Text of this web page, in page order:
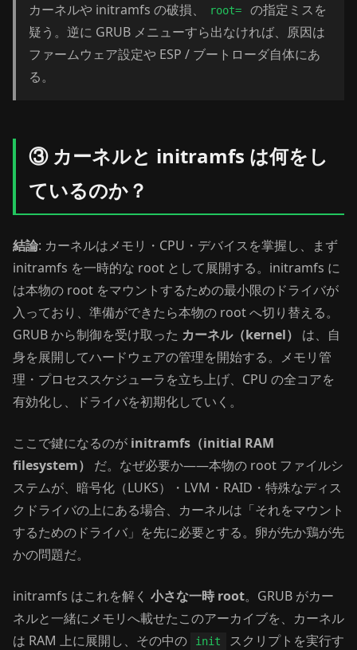
カーネルや initramfs の破損、
root=
の指定ミスを
疑う。逆に GRUB メニューすら出なければ、原因は
ファームウェア設定や ESP / ブートローダ自体にあ
る。
③ カーネルと initramfs は何をし
ているのか？
結論: カーネルはメモリ・CPU・デバイスを掌握し、まず
initramfs を一時的な root として展開する。initramfs に
は本物の root をマウントするための最小限のドライバが
入っており、準備ができたら本物の root へ切り替える。
GRUB から制御を受け取った カーネル（kernel）
は、自
身を展開してハードウェアの管理を開始する。メモリ管
理・プロセススケジューラを立ち上げ、CPU の全コアを
有効化し、ドライバを初期化していく。
ここで鍵になるのが initramfs（initial RAM
filesystem）
だ。なぜ必要か——本物の root ファイルシ
ステムが、暗号化（LUKS）・LVM・RAID・特殊なディス
クドライバの上にある場合、カーネルは「それをマウント
するためのドライバ」を先に必要とする。卵が先か鶏が先
かの問題だ。
initramfs はこれを解く 小さな一時 root。GRUB がカー
ネルと一緒にメモリへ載せたこのアーカイブを、カーネル
は RAM 上に展開し、その中の
init
スクリプトを実行す